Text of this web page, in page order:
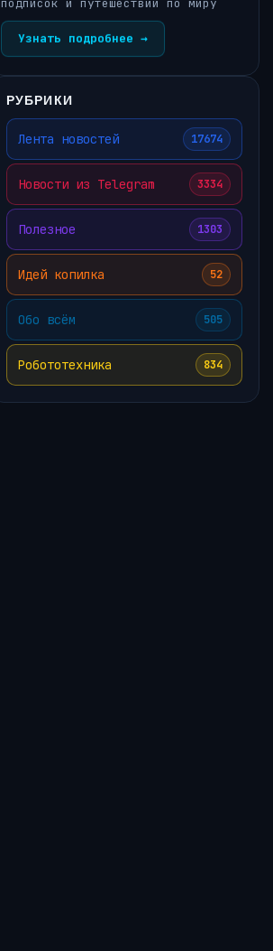
подписок и путешествий по миру
Узнать подробнее →
РУБРИКИ
Лента новостей 17674
Новости из Telegram 3334
Полезное 1303
Идей копилка 52
Обо всём 505
Робототехника 834